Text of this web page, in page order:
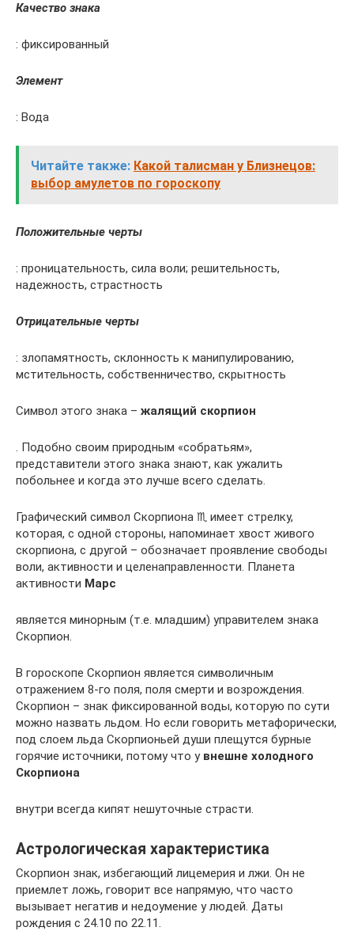
Качество знака
: фиксированный
Элемент
: Вода
Читайте также: Какой талисман у Близнецов:
выбор амулетов по гороскопу
Положительные черты
: проницательность, сила воли; решительность,
надежность, страстность
Отрицательные черты
: злопамятность, склонность к манипулированию,
мстительность, собственничество, скрытность
Символ этого знака – жалящий скорпион
. Подобно своим природным «собратьям»,
представители этого знака знают, как ужалить
побольнее и когда это лучше всего сделать.
Графический символ Скорпиона ♏ имеет стрелку,
которая, с одной стороны, напоминает хвост живого
скорпиона, с другой – обозначает проявление свободы
воли, активности и целенаправленности. Планета
активности Марс
является минорным (т.е. младшим) управителем знака
Скорпион.
В гороскопе Скорпион является символичным
отражением 8-го поля, поля смерти и возрождения.
Скорпион – знак фиксированной воды, которую по сути
можно назвать льдом. Но если говорить метафорически,
под слоем льда Скорпионьей души плещутся бурные
горячие источники, потому что у внешне холодного
Скорпиона
внутри всегда кипят нешуточные страсти.
Астрологическая характеристика
Скорпион знак, избегающий лицемерия и лжи. Он не
приемлет ложь, говорит все напрямую, что часто
вызывает негатив и недоумение у людей. Даты
рождения с 24.10 по 22.11.